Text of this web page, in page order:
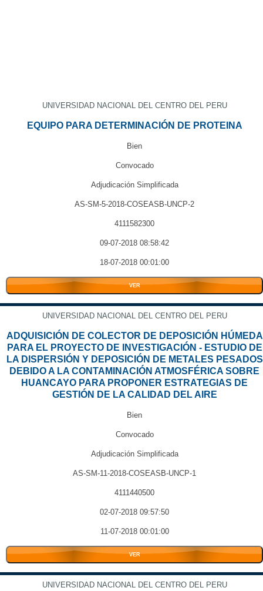
UNIVERSIDAD NACIONAL DEL CENTRO DEL PERU
EQUIPO PARA DETERMINACIÓN DE PROTEINA
Bien
Convocado
Adjudicación Simplificada
AS-SM-5-2018-COSEASB-UNCP-2
4111582300
09-07-2018 08:58:42
18-07-2018 00:01:00
VER
UNIVERSIDAD NACIONAL DEL CENTRO DEL PERU
ADQUISICIÓN DE COLECTOR DE DEPOSICIÓN HÚMEDA
PARA EL PROYECTO DE INVESTIGACIÓN - ESTUDIO DE
LA DISPERSIÓN Y DEPOSICIÓN DE METALES PESADOS
DEBIDO A LA CONTAMINACIÓN ATMOSFÉRICA SOBRE
HUANCAYO PARA PROPONER ESTRATEGIAS DE
GESTIÓN DE LA CALIDAD DEL AIRE
Bien
Convocado
Adjudicación Simplificada
AS-SM-11-2018-COSEASB-UNCP-1
4111440500
02-07-2018 09:57:50
11-07-2018 00:01:00
VER
UNIVERSIDAD NACIONAL DEL CENTRO DEL PERU